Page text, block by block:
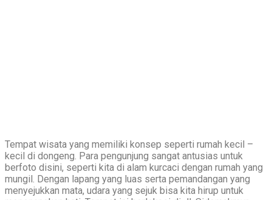
Tempat wisata yang memiliki konsep seperti rumah kecil –
kecil di dongeng. Para pengunjung sangat antusias untuk
berfoto disini, seperti kita di alam kurcaci dengan rumah yang
mungil. Dengan lapang yang luas serta pemandangan yang
menyejukkan mata, udara yang sejuk bisa kita hirup untuk